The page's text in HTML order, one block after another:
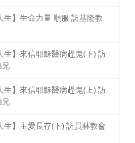
生】生命力量 順服 訪基隆教
生】來信耶穌醫病趕鬼(下) 訪
兄
生】來信耶穌醫病趕鬼(上) 訪
兄
生】主愛長存(下) 訪員林教會